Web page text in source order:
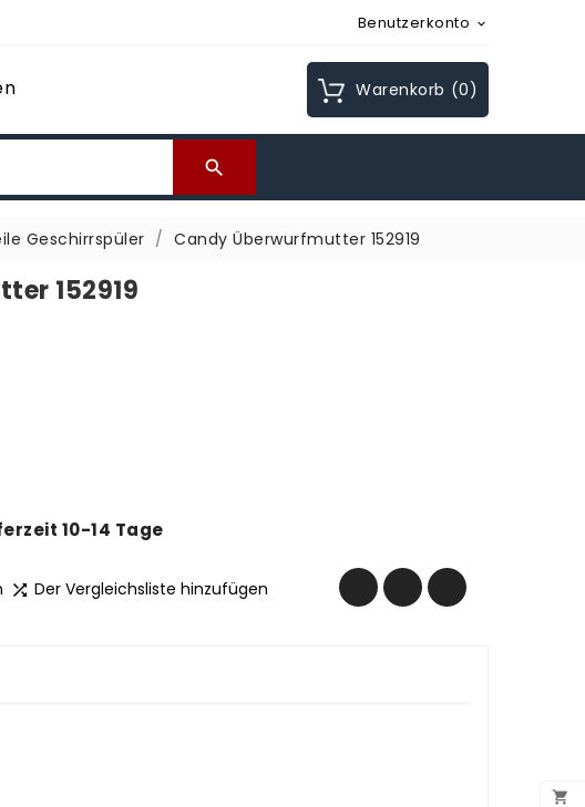

Benutzerkonto 
Warenkorb (0)

Geschirrspüler Candy Überwurfmutter 152919
152919
10-14 Tage
 Der Vergleichsliste hinzufügen